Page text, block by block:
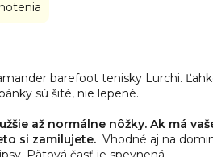
barefoot tenisky Lurchi.
sú šité, nie lepené.
až normálne nôžky. Ak má
si zamilujete. Vhodné aj na